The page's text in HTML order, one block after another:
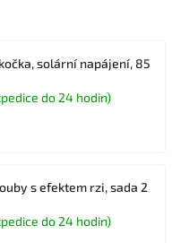
solární napájení, 85
do 24 hodin)
s efektem rzi, sada 2
do 24 hodin)